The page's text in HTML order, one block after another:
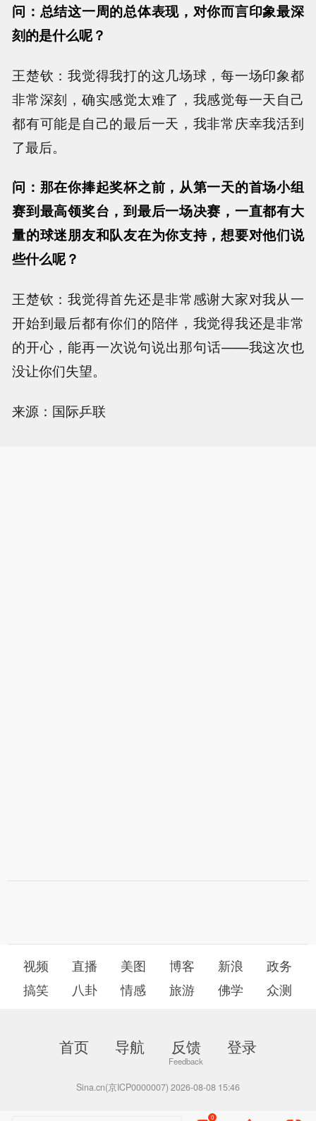
问：总结这一周的总体表现，对你而言印象最深
刻的是什么呢？
王楚钦：我觉得我打的这几场球，每一场印象都
非常深刻，确实感觉太难了，我感觉每一天自己
都有可能是自己的最后一天，我非常庆幸我活到
了最后。
问：那在你捧起奖杯之前，从第一天的首场小组
赛到最高领奖台，到最后一场决赛，一直都有大
量的球迷朋友和队友在为你支持，想要对他们说
些什么呢？
王楚钦：我觉得首先还是非常感谢大家对我从一
开始到最后都有你们的陪伴，我觉得我还是非常
的开心，能再一次说句说出那句话——我这次也
没让你们失望。
来源：国际乒联
视频 直播 美图 博客 新浪
政务
搞笑
八卦 情感 旅游 佛学 众测
首页 导航 反馈 登录
Sina.cn(京ICP0000007) 2026-08-08 15:46
0